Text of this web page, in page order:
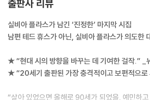
출판사 리뷰
실비아 플라스가 남긴 ‘진정한’ 마지막 시집
남편 테드 휴스가 아닌, 실비아 플라스가 의도한
★ “현대 시의 방향을 바꾸는 데 기여한 걸작.” _
★ “20세기 출판된 가장 충격적이고 보편적으로
“살아 있었으면 올해로 90세가 되었을, 예민하